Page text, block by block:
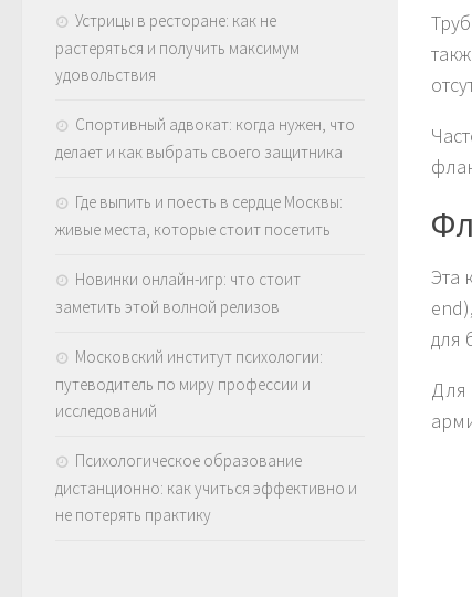
Эта
для
Для
Устрицы в ресторане: как не
растеряться и получить максимум
удовольствия
Спортивный адвокат: когда нужен, что
делает и как выбрать своего защитника
Где выпить и поесть в сердце Москвы:
живые места, которые стоит посетить
Новинки онлайн-игр: что стоит
заметить этой волной релизов
Московский институт психологии:
путеводитель по миру профессии и
исследований
Психологическое образование
дистанционно: как учиться эффективно и
не потерять практику